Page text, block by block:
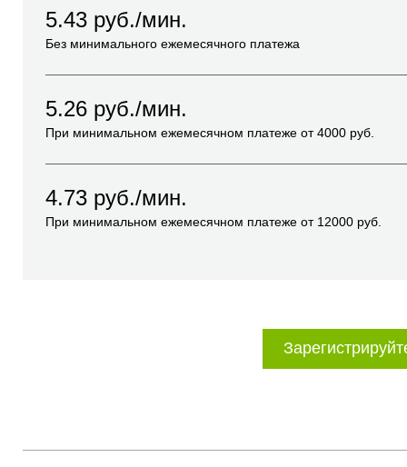
5.43 руб./мин.
Без минимального ежемесячного платежа
5.26 руб./мин.
При минимальном ежемесячном платеже от4000 руб.
4.73 руб./мин.
При минимальном ежемесячном платеже от 12000 руб.